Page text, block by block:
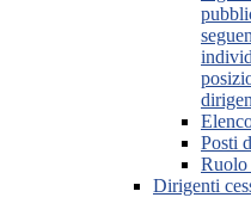
Posti
Ruolo
Dirigenti